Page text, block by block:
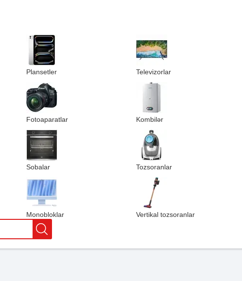
Plansetler Televizorlar
Fotoaparatlar Kombilər
Sobalar Tozsoranlar
Monobloklar Vertikal tozsoranlar